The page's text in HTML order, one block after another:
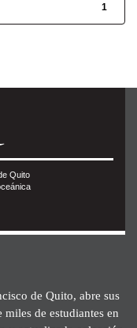
1
Quito
de Quito, abre sus
de estudiantes en